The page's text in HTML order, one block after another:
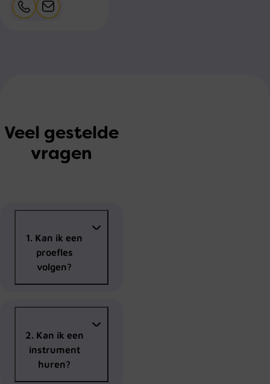
Veel gestelde
vragen
1. Kan ik een
proefles
volgen?
tussen die flitsende
cursus schilderen?
Geen probleem! Bij
RICK kun je altijd
2. Kan ik een
instrument
huren?